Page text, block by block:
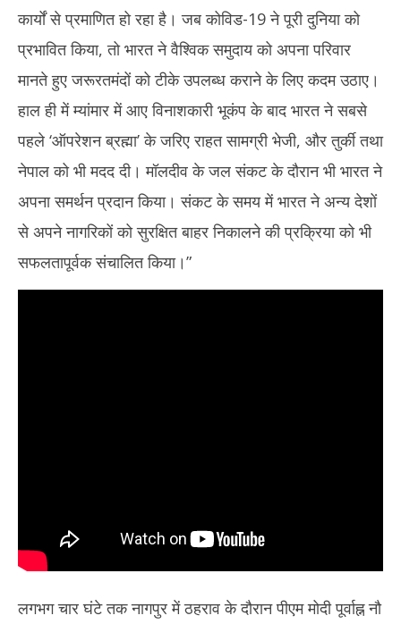
कार्यों से प्रमाणित हो रहा है। जब कोविड-19 ने पूरी दुनिया को
प्रभावित किया, तो भारत ने वैश्विक समुदाय को अपना परिवार
मानते हुए जरूरतमंदों को टीके उपलब्ध कराने के लिए कदम उठाए।
हाल ही में म्यांमार में आए विनाशकारी भूकंप के बाद भारत ने सबसे
पहले ‘ऑपरेशन ब्रह्मा’ के जरिए राहत सामग्री भेजी, और तुर्की तथा
नेपाल को भी मदद दी। मॉलदीव के जल संकट के दौरान भी भारत ने
अपना समर्थन प्रदान किया। संकट के समय में भारत ने अन्य देशों
से अपने नागरिकों को सुरक्षित बाहर निकालने की प्रक्रिया को भी
सफलतापूर्वक संचालित किया।”
लगभग चार घंटे तक नागपुर में ठहराव के दौरान पीएम मोदी पूर्वाह्न नौ